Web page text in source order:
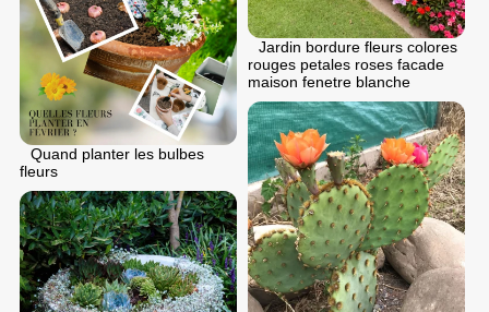
Jardin bordure fleurs colores
rouges petales roses facade
maison fenetre blanche
Quand planter les bulbes
fleurs